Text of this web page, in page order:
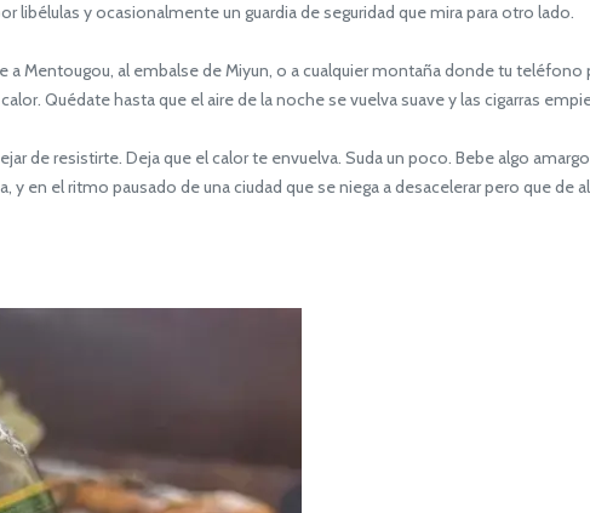
y ocasionalmente un guardia de seguridad que mira para otro lado.
Mentougou, al embalse de Miyun, o a cualquier montaña donde tu teléfono
Quédate hasta que el aire de la noche se vuelva suave y las cigarras
de resistirte. Deja que el calor te envuelva. Suda un poco. Bebe algo
en el ritmo pausado de una ciudad que se niega a desacelerar pero que de